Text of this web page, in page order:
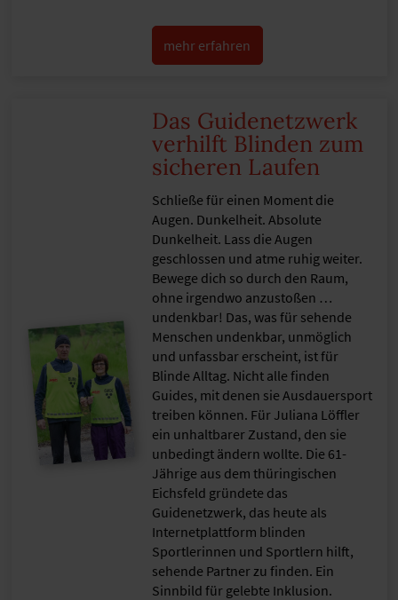
mehr erfahren
Das Guidenetzwerk
verhilft Blinden zum
sicheren Laufen
Schließe für einen Moment die
Augen. Dunkelheit. Absolute
Dunkelheit. Lass die Augen
geschlossen und atme ruhig weiter.
Bewege dich so durch den Raum,
ohne irgendwo anzustoßen …
undenkbar! Das, was für sehende
Menschen undenkbar, unmöglich
und unfassbar erscheint, ist für
Blinde Alltag. Nicht alle finden
Guides, mit denen sie Ausdauersport
treiben können. Für Juliana Löffler
ein unhaltbarer Zustand, den sie
unbedingt ändern wollte. Die 61-
Jährige aus dem thüringischen
Eichsfeld gründete das
Guidenetzwerk, das heute als
Internetplattform blinden
Sportlerinnen und Sportlern hilft,
sehende Partner zu finden. Ein
Sinnbild für gelebte Inklusion.